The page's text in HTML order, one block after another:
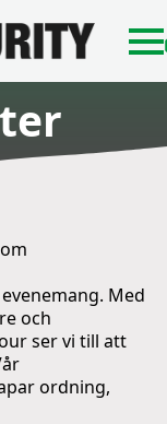
Med
och
ser vi till att
ordning,